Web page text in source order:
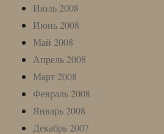
Июль 2008
Июнь 2008
Май 2008
Апрель 2008
Март 2008
Февраль 2008
Январь 2008
Декабрь 2007